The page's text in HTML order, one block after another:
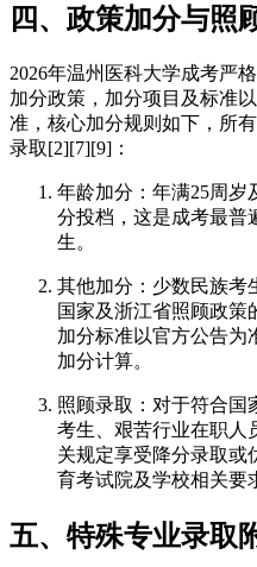
四、政策加分与照
2026年温州医科大学成考严
加分政策，加分项目及标准
准，核心加分规则如下，所
录取[2][7][9]：
年龄加分：年满25周岁
分投档，这是成考最普
生。
其他加分：少数民族考
国家及浙江省照顾政策
加分标准以官方公告为
加分计算。
照顾录取：对于符合国
考生、艰苦行业在职人
关规定享受降分录取或
育考试院及学校相关要
五、特殊专业录取